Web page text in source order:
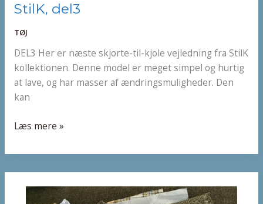
StilK, del3
TØJ
DEL3 Her er næste skjorte-til-kjole vejledning fra StilK
kollektionen. Denne model er meget simpel og hurtig
at lave, og har masser af ændringsmuligheder. Den
kan
StilK,
Læs mere »